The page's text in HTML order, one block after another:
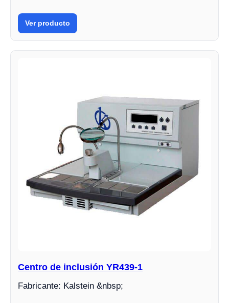
Ver producto
Centro de inclusión YR439-1
Fabricante: Kalstein &nbsp;